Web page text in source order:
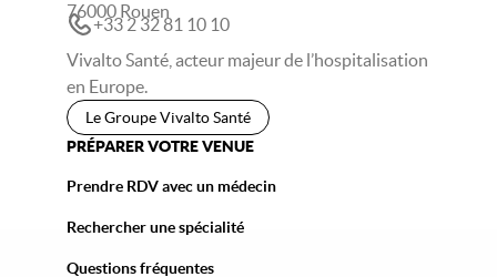
76000 Rouen
+33 2 32 81 10 10
Vivalto Santé, acteur majeur de l’hospitalisation
en Europe.
Le Groupe Vivalto Santé
PRÉPARER VOTRE VENUE
Prendre RDV avec un médecin
Rechercher une spécialité
Questions fréquentes